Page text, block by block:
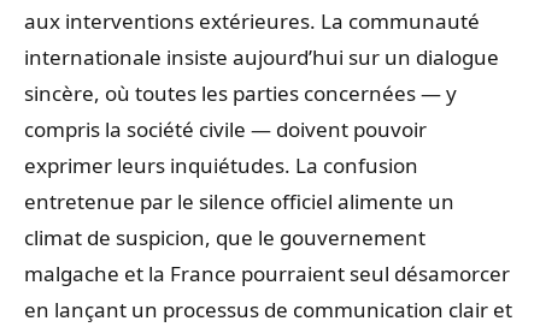
aux interventions extérieures. La communauté
internationale insiste aujourd’hui sur un dialogue
sincère, où toutes les parties concernées — y
compris la société civile — doivent pouvoir
exprimer leurs inquiétudes. La confusion
entretenue par le silence officiel alimente un
climat de suspicion, que le gouvernement
malgache et la France pourraient seul désamorcer
en lançant un processus de communication clair et